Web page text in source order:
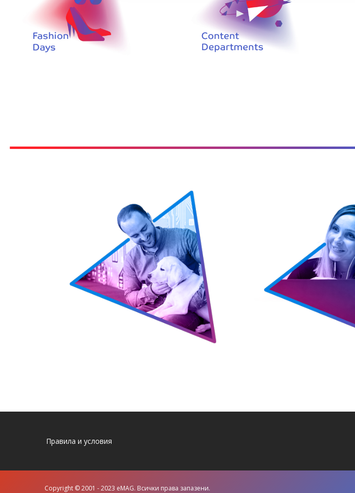
Правила и условия
Copyright © 2001 - 2023 eMAG. Всички права запазени.